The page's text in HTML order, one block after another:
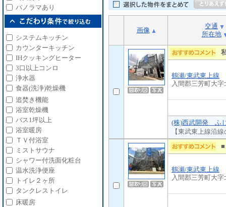
画像
交通
所在地
鶴瀬/東武東上線
入間郡三芳町大字
(株)西武開発 ふ
【東武東上線沿
■
鶴瀬/東武東上線
入間郡三芳町大字
パノラマあり
システムキッチン
カウンターキッチン
IHクッキングヒーター
3口以上コンロ
浄水器
食器(洗浄)乾燥機
追焚き機能
浴室乾燥機
バス1坪以上
浴室暖房
ＴＶ付浴室
ミストサウナ
シャワー付洗面化粧台
温水洗浄便座
トイレ２ヶ所
タンクレストイレ
床暖房